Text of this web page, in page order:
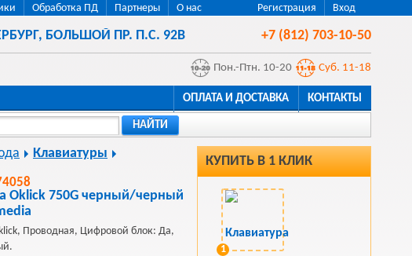
Регистрация Вход
Обработка ПД Партнеры
О нас
, БОЛЬШОЙ ПР. П.С. 92В +7 (812) 703-10-50
Пон.-Птн. 10-20 Суб. 11-18
ОПЛАТА И ДОСТАВКА КОНТАКТЫ
НАЙТИ
КУПИТЬ В 1 КЛИК
1
Клавиатуры
Oklick 750G черный/черный
Проводная, Цифровой блок: Да,